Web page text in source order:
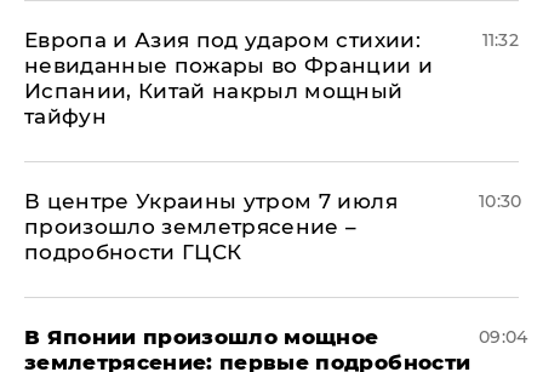
Европа и Азия под ударом стихии:
невиданные пожары во Франции и
Испании, Китай накрыл мощный
тайфун
11:32
В центре Украины утром 7 июля
произошло землетрясение –
подробности ГЦСК
10:30
В Японии произошло мощное
землетрясение: первые подробности
09:04